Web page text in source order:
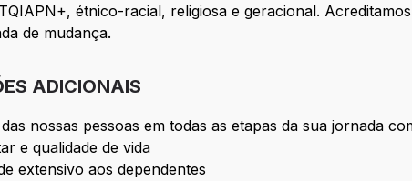
étnico-racial, religiosa e geracional.
de mudança.
ADICIONAIS
nossas pessoas em todas as etapas da sua jornada
e qualidade de vida
extensivo aos dependentes